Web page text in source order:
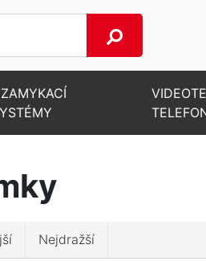
Nejdražší